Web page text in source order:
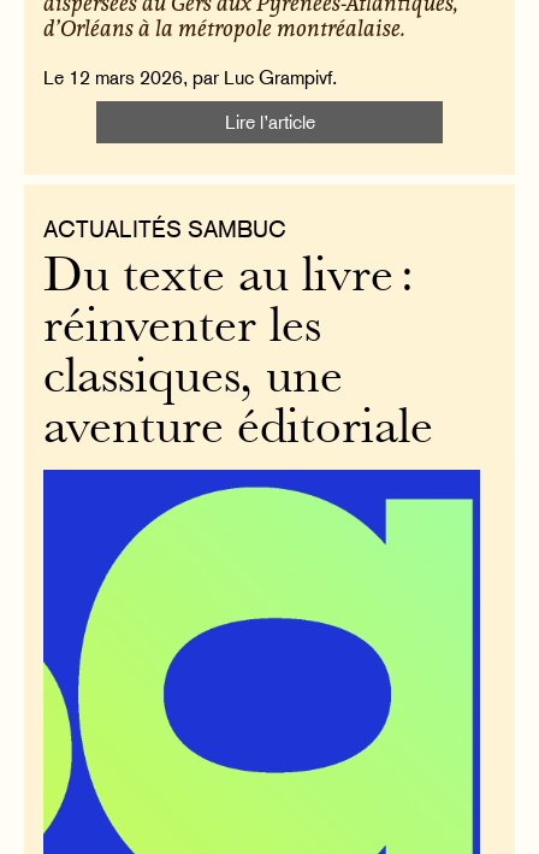
d’Orléans à la métropole montréalaise.
Le 12 mars 2026, par Luc Grampivf.
Lire l’article
ACTUALITÉS SAMBUC
Du texte au livre :
réinventer les
classiques, une
aventure éditoriale